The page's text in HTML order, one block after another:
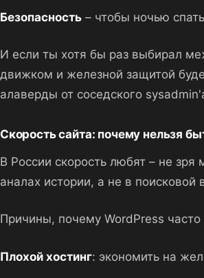
Безопасность – чтобы ночью
И если ты хотя бы раз выбирал
движком и железной защитой
алаверды от соседского
Скорость сайта: почему нельзя
В России скорость любят – не
аналах истории, а не в поисковой
Причины, почему WordPress часто
Плохой хостинг: экономить на